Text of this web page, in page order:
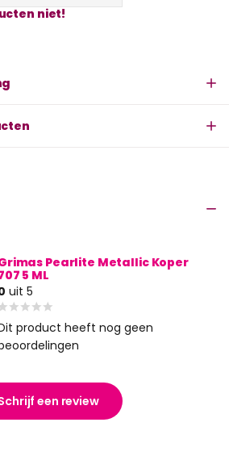
niet!
Pearlite Metallic Koper
5 ML
uit 5
product heeft nog geen
een review